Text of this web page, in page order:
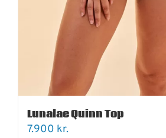
Lunalae Quinn Top
7.900 kr.